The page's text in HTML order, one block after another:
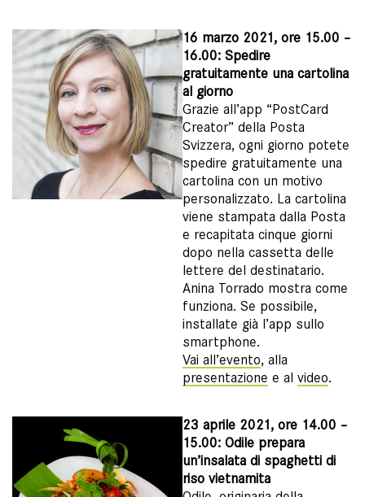
16 marzo 2021, ore 15.00 –
16.00: Spedire
gratuitamente una cartolina
al giorno
Grazie all’app “PostCard
Creator” della Posta
Svizzera, ogni giorno potete
spedire gratuitamente una
cartolina con un motivo
personalizzato. La cartolina
viene stampata dalla Posta
e recapitata cinque giorni
dopo nella cassetta delle
lettere del destinatario.
Anina Torrado mostra come
funziona. Se possibile,
installate già l’app sullo
smartphone.
Vai all’evento, alla
presentazione e al video.
23 aprile 2021, ore 14.00 –
15.00: Odile prepara
un’insalata di spaghetti di
riso vietnamita